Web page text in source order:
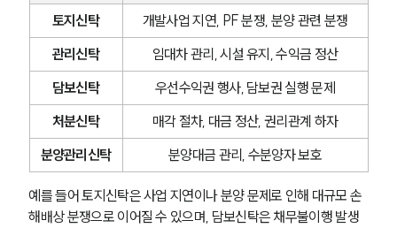
SERVICES
기업법무그룹 업무
전체
PROFESSIONALS
기업전문변호사
토지신탁
개발사업 지연, PF 분쟁, 분양 관련 분쟁
관리신탁
임대차 관리, 시설 유지, 수익금 정산
담보신탁
우선수익권 행사, 담보권 실행 문제
처분신탁
매각 절차, 대금 정산, 권리관계 하자
분양관리신탁
분양대금 관리, 수분양자 보호
예를 들어 토지신탁은 사업 지연이나 분양 문제로 인해 대규모 손
해배상 분쟁으로 이어질 수 있으며, 담보신탁은 채무불이행 발생